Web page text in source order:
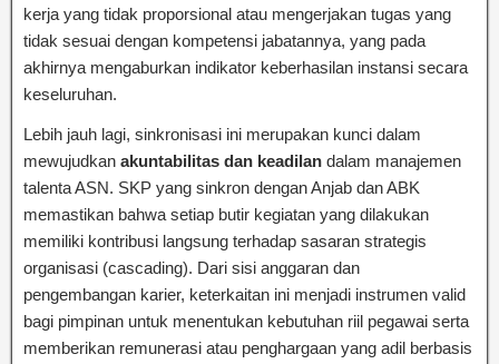
kerja yang tidak proporsional atau mengerjakan tugas yang
tidak sesuai dengan kompetensi jabatannya, yang pada
akhirnya mengaburkan indikator keberhasilan instansi secara
keseluruhan.
Lebih jauh lagi, sinkronisasi ini merupakan kunci dalam
mewujudkan akuntabilitas dan keadilan dalam manajemen
talenta ASN. SKP yang sinkron dengan Anjab dan ABK
memastikan bahwa setiap butir kegiatan yang dilakukan
memiliki kontribusi langsung terhadap sasaran strategis
organisasi (cascading). Dari sisi anggaran dan
pengembangan karier, keterkaitan ini menjadi instrumen valid
bagi pimpinan untuk menentukan kebutuhan riil pegawai serta
memberikan remunerasi atau penghargaan yang adil berbasis